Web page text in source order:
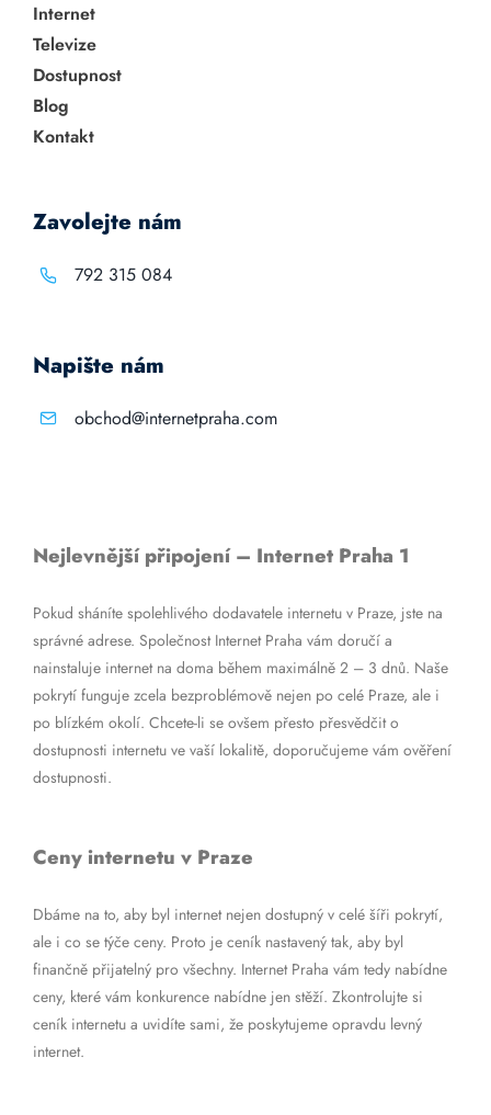
Internet
Televize
Dostupnost
Blog
Kontakt
Zavolejte nám
792 315 084
Napište nám
obchod@internetpraha.com
Nejlevnější připojení – Internet Praha 1
Pokud sháníte spolehlivého dodavatele internetu v Praze, jste na
správné adrese. Společnost Internet Praha vám doručí a
nainstaluje internet na doma během maximálně 2 – 3 dnů. Naše
pokrytí funguje zcela bezproblémově nejen po celé Praze, ale i
po blízkém okolí. Chcete-li se ovšem přesto přesvědčit o
dostupnosti internetu ve vaší lokalitě, doporučujeme vám ověření
dostupnosti.
Ceny internetu v Praze
Dbáme na to, aby byl internet nejen dostupný v celé šíři pokrytí,
ale i co se týče ceny. Proto je ceník nastavený tak, aby byl
finančně přijatelný pro všechny. Internet Praha vám tedy nabídne
ceny, které vám konkurence nabídne jen stěží. Zkontrolujte si
ceník internetu a uvidíte sami, že poskytujeme opravdu levný
internet.